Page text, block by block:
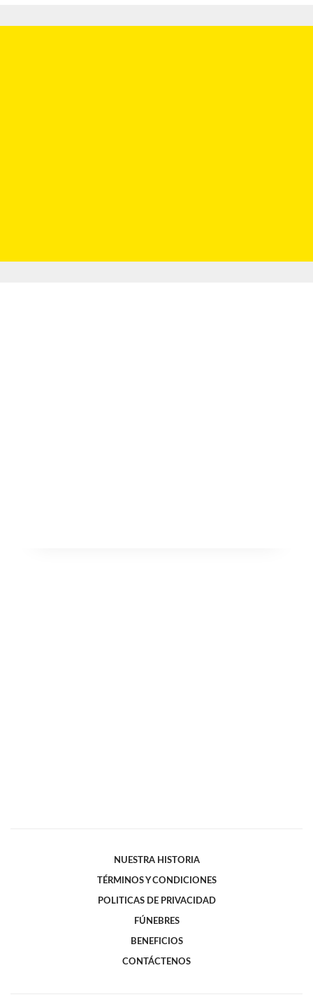
NUESTRA HISTORIA
TÉRMINOS Y CONDICIONES
POLITICAS DE PRIVACIDAD
FÚNEBRES
BENEFICIOS
CONTÁCTENOS